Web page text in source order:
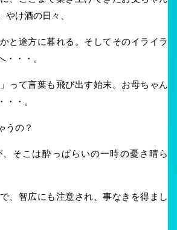
やけ酒の日々、
と途方に暮れる。そしてそのイライラ
・・・。
って言葉も飛び出す始末。お母ちゃん
・・。
うの？
そこは酔っぱらいの一時の憂さ晴ら
、智広にも注意され、事なきを得まし